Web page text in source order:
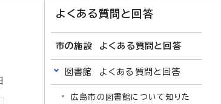
よくある質問と回答
市の施設 よくある質問と回答
図書館 よくある質問と回答
広島市の図書館について知りた